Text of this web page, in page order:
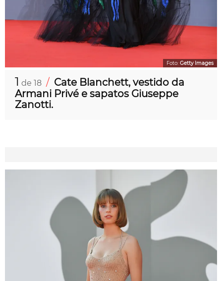
Foto: Getty Images
1 de 18 / Cate Blanchett, vestido da
Armani Privé e sapatos Giuseppe
Zanotti.